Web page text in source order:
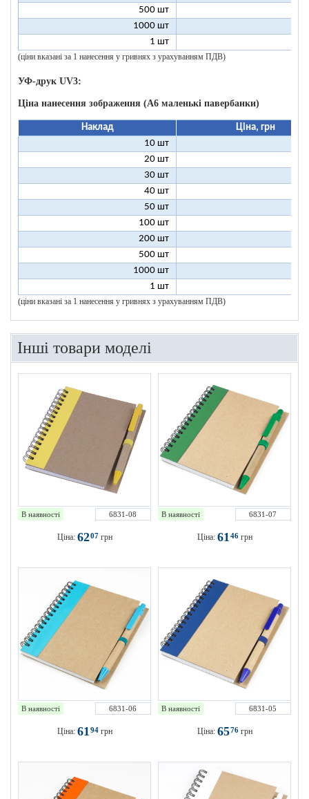
500 шт
1000 шт
1 шт
(ціни вказані за 1 нанесення у гривнях з урахуванням ПДВ)
УФ-друк UV3:
Ціна нанесення зображення (А6 маленькі павербанки)
Наклад
Ціна, грн
10 шт
20 шт
30 шт
40 шт
50 шт
100 шт
200 шт
500 шт
1000 шт
1 шт
(ціни вказані за 1 нанесення у гривнях з урахуванням ПДВ)
Інші товари моделі
В наявності 6831-08
Ціна: 6207 грн
В наявності 6831-07
Ціна: 6146грн
В наявності 6831-06
Ціна: 6194грн
В наявності 6831-05
Ціна: 6576грн